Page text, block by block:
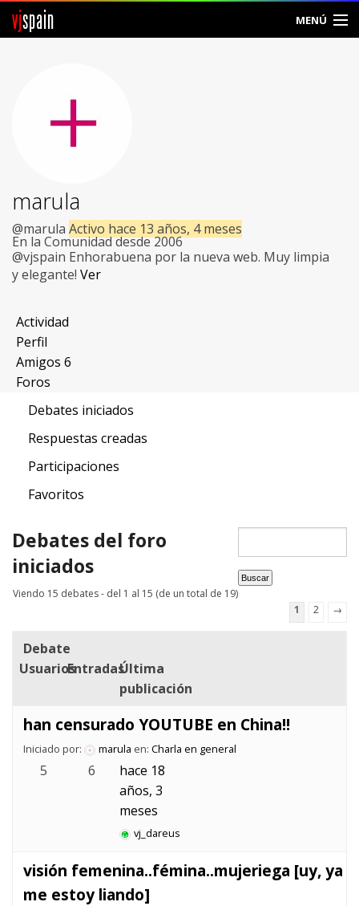
vjspain MENÚ
Ayuda
Contacto
Crear Cuenta
marula
@marula Activo hace 13 años, 4 meses
En la Comunidad desde 2006
@vjspain Enhorabuena por la nueva web. Muy limpia
y elegante! Ver
Actividad
Perfil
Amigos 6
Foros
Debates iniciados
Respuestas creadas
Participaciones
Favoritos
Debates del foro
iniciados
Viendo 15 debates - del 1 al 15 (de un total de 19)
1
2 →
Debate
UsuariosEntradasÚltima
publicación
han censurado YOUTUBE en China!!
Iniciado por: marula en: Charla en general
5 6
hace 18
años, 3
meses
vj_dareus
visión femenina..fémina..mujeriega [uy, ya
me estoy liando]